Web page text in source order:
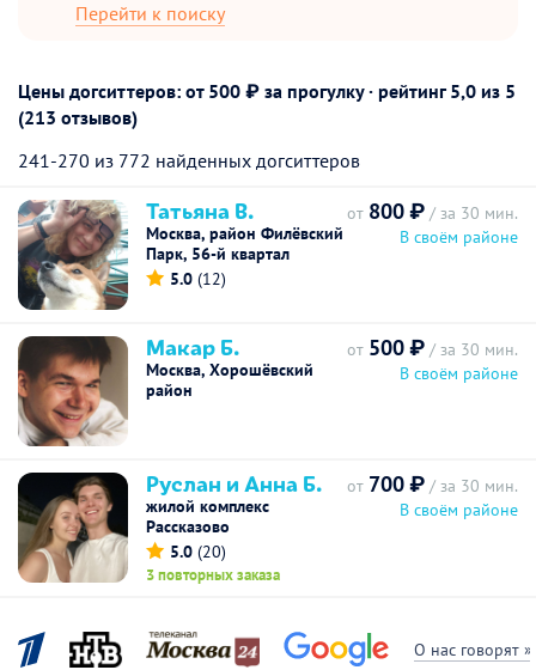
Перейти к поиску
Цены догситтеров: от 500 ₽ за прогулку · рейтинг 5,0 из 5
(213 отзывов)
241-270 из 772 найденных догситтеров
Татьяна В.
Москва, район Филёвский
Парк, 56-й квартал
5.0 (12)
от 800 ₽ / за 30 мин.
В своём районе
Макар Б.
Москва, Хорошёвский
район
от 500 ₽ / за 30 мин.
В своём районе
Руслан и Анна Б.
жилой комплекс
Рассказово
5.0 (20)
3 повторных заказа
от 700 ₽ / за 30 мин.
В своём районе
О нас говорят »